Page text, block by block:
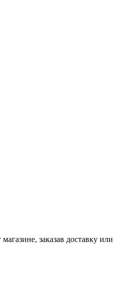
заказав доставку